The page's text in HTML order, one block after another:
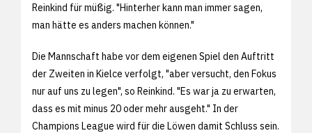
Reinkind für müßig. "Hinterher kann man immer sagen,
man hätte es anders machen können."
Die Mannschaft habe vor dem eigenen Spiel den Auftritt
der Zweiten in Kielce verfolgt, "aber versucht, den Fokus
nur auf uns zu legen", so Reinkind. "Es war ja zu erwarten,
dass es mit minus 20 oder mehr ausgeht." In der
Champions League wird für die Löwen damit Schluss sein.